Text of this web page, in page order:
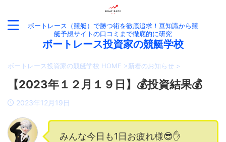
ボートレース（競艇）で勝つ術を徹底追求！豆知識から競
艇予想サイトの口コミまで徹底的に研究
ボートレース投資家の競艇学校
ボートレース投資家の競艇学校 HOME >新着のお知らせ >
【2023年１２月１９日】💰投資結果💰
2023年12月19日
みんな今日も1日お疲れ様😎✋